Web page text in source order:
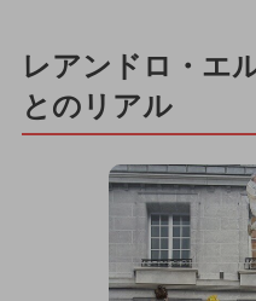
レアンドロ・エ
とのリアル